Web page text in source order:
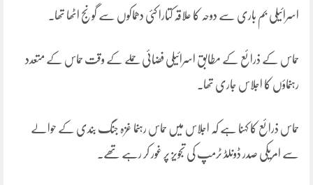
اسرائیلی بم باری سے دوحہ کا علاقہ کتارا کئی دھماکوں سے گونج اٹھا تھا۔
حماس کے ذرائع کے مطابق اسرائیلی فضائی حملے کے وقت حماس کے متعدد
رہنماؤں کا اجلاس جاری تھا۔
حماس ذرائع کا کہنا ہے کہ اجلاس میں حماس رہنما غزہ جنگ بندی کے حوالے
سے امریکی صدر ڈونلڈ ٹرمپ کی تجویز پر غور کر رہے تھے۔